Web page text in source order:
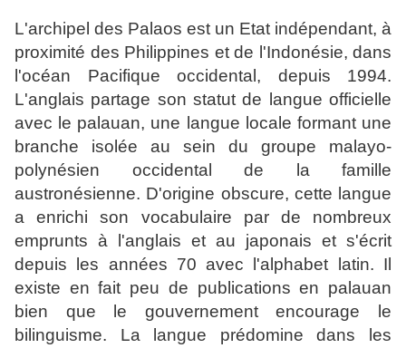
L'archipel des Palaos est un Etat indépendant, à
proximité des Philippines et de l'Indonésie, dans
l'océan Pacifique occidental, depuis 1994.
L'anglais partage son statut de langue officielle
avec le palauan, une langue locale formant une
branche isolée au sein du groupe malayo-
polynésien occidental de la famille
austronésienne. D'origine obscure, cette langue
a enrichi son vocabulaire par de nombreux
emprunts à l'anglais et au japonais et s'écrit
depuis les années 70 avec l'alphabet latin. Il
existe en fait peu de publications en palauan
bien que le gouvernement encourage le
bilinguisme. La langue prédomine dans les